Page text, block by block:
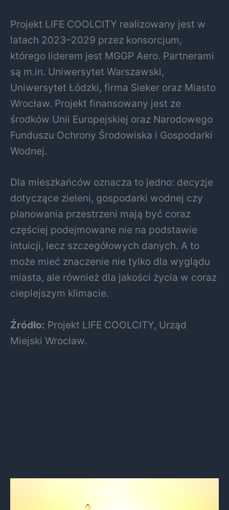
Projekt LIFE COOLCITY realizowany jest w
latach 2023–2029 przez konsorcjum,
którego liderem jest MGGP Aero. Partnerami
są m.in. Uniwersytet Warszawski,
Uniwersytet Łódzki, firma Sieker oraz Miasto
Wrocław. Projekt finansowany jest ze
środków Unii Europejskiej oraz Narodowego
Funduszu Ochrony Środowiska i Gospodarki
Wodnej.
Dla mieszkańców oznacza to jedno: decyzje
dotyczące zieleni, gospodarki wodnej czy
planowania przestrzeni mają być coraz
częściej podejmowane nie na podstawie
intuicji, lecz szczegółowych danych. A to
może mieć znaczenie nie tylko dla wyglądu
miasta, ale również dla jakości życia w coraz
cieplejszym klimacie.
Źródło: Projekt LIFE COOLCITY, Urząd
Miejski Wrocław.